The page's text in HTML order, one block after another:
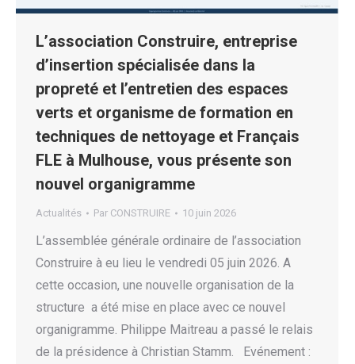
L’association Construire, entreprise
d’insertion spécialisée dans la
propreté et l’entretien des espaces
verts et organisme de formation en
techniques de nettoyage et Français
FLE à Mulhouse, vous présente son
nouvel organigramme
Actualités Par CONSTRUIRE 10 juin 2026
L’assemblée générale ordinaire de l’association
Construire à eu lieu le vendredi 05 juin 2026. A
cette occasion, une nouvelle organisation de la
structure a été mise en place avec ce nouvel
organigramme. Philippe Maitreau a passé le relais
de la présidence à Christian Stamm. Evénement :